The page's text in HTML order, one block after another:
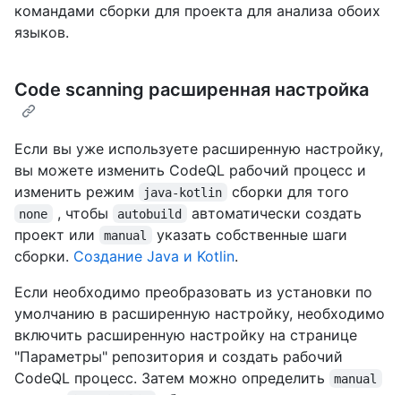
командами сборки для проекта для анализа обоих
языков.
Code scanning расширенная настройка
Если вы уже используете расширенную настройку,
вы можете изменить CodeQL рабочий процесс и
изменить режим
java-kotlin сборки для того
none , чтобы autobuild
автоматически создать
проект или
manual
указать собственные шаги
сборки. Создание Java и Kotlin.
Если необходимо преобразовать из установки по
умолчанию в расширенную настройку, необходимо
включить расширенную настройку на странице
"Параметры" репозитория и создать рабочий
CodeQL процесс. Затем можно определить
manual